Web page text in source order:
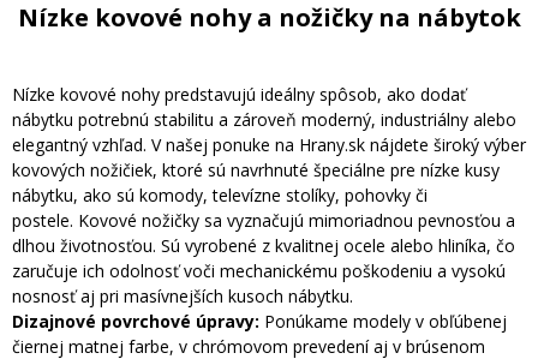
Nízke kovové nohy a nožičky na nábytok
Nízke kovové nohy predstavujú ideálny spôsob, ako dodať
nábytku potrebnú stabilitu a zároveň moderný, industriálny alebo
elegantný vzhľad. V našej ponuke na Hrany.sk nájdete široký výber
kovových nožičiek, ktoré sú navrhnuté špeciálne pre nízke kusy
nábytku, ako sú komody, televízne stolíky, pohovky či
postele. Kovové nožičky sa vyznačujú mimoriadnou pevnosťou a
dlhou životnosťou. Sú vyrobené z kvalitnej ocele alebo hliníka, čo
zaručuje ich odolnosť voči mechanickému poškodeniu a vysokú
nosnosť aj pri masívnejších kusoch nábytku.
Dizajnové povrchové úpravy: Ponúkame modely v obľúbenej
čiernej matnej farbe, v chrómovom prevedení aj v brúsenom